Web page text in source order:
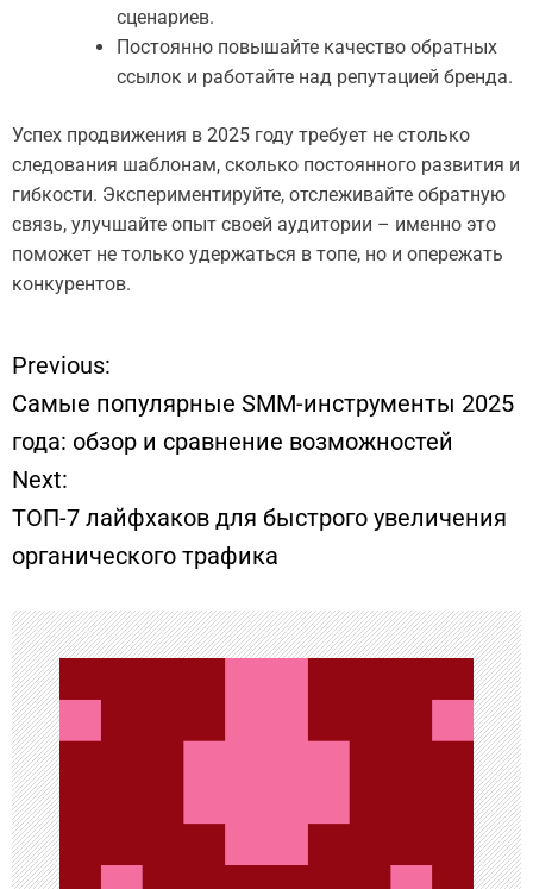
сценариев.
Постоянно повышайте качество обратных
ссылок и работайте над репутацией бренда.
Успех продвижения в 2025 году требует не столько
следования шаблонам, сколько постоянного развития и
гибкости. Экспериментируйте, отслеживайте обратную
связь, улучшайте опыт своей аудитории – именно это
поможет не только удержаться в топе, но и опережать
конкурентов.
Н
а
в
и
г
а
ц
и
я
Previous:
Самые популярные SMM-инструменты 2025
года: обзор и сравнение возможностей
Next:
ТОП-7 лайфхаков для быстрого увеличения
органического трафика